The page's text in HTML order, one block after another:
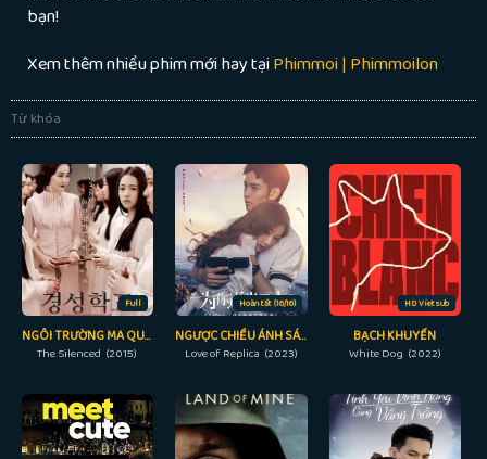
bạn!
Xem thêm nhiều phim mới hay tạiPhimmoi | Phimmoilon
Từ khóa
Full
NGÔI TRƯỜNG MA QUÁI
The Silenced (2015)
Hoàn tất (16/16)
NGƯỢC CHIỀU ÁNH SÁNG VÌ EM
Love of Replica (2023)
HD Vietsub
BẠCH KHUYỂN
White Dog (2022)